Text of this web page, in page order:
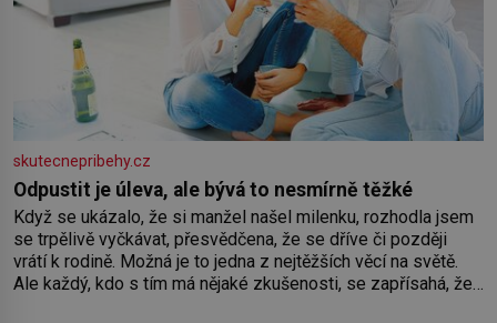
skutecnepribehy.cz
Odpustit je úleva, ale bývá to nesmírně těžké
Když se ukázalo, že si manžel našel milenku, rozhodla jsem
se trpělivě vyčkávat, přesvědčena, že se dříve či později
vrátí k rodině. Možná je to jedna z nejtěžších věcí na světě.
Ale každý, kdo s tím má nějaké zkušenosti, se zapřísahá, že